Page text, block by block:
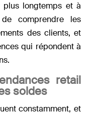
longtemps et à
comprendre les
des clients, et
qui répondent à
retail
soldes
constamment, et